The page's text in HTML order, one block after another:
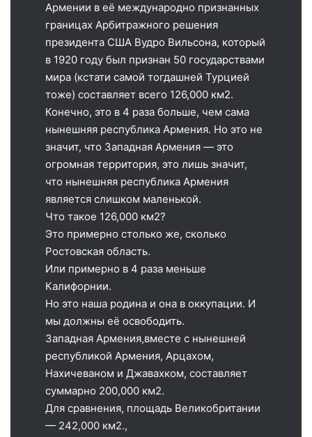
Армении в её международно признанных
границах Арбитражного решения
президента США Вудро Вильсона, который
в 1920 году был признан 50 государствами
мира (кстати самой тогдашней Турцией
тоже) составляет всего 126,000 км2.
Конечно, это в 4 раза больше, чем сама
нынешняя республика Армения. Но это не
значит, что Западная Армения — это
огромная территория, это лишь значит,
что нынешняя республика Армения
является слишком маленькой.
Что такое 126,000 км2?
Это примерно столько же, сколько
Ростовская область.
Или примерно в 4 раза меньше
Калифорнии.
Но это наша родина и она в оккупации. И
мы должны её освободить.
Западная Армения,вместе с нынешней
республикой Армения, Арцахом,
Нахичеваном и Джавахком, составляет
суммарно 200,000 км2.
Для сравнения, площадь Великобритании
— 242,000 км2.,